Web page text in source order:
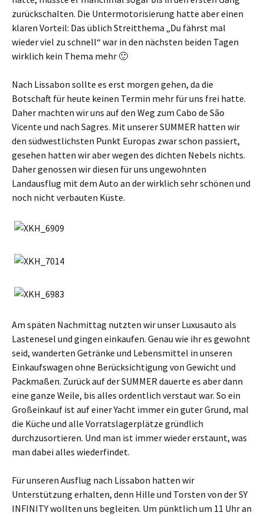
zurückschalten. Die Untermotorisierung hatte aber einen
klaren Vorteil: Das üblich Streitthema „Du fährst mal
wieder viel zu schnell“ war in den nächsten beiden Tagen
wirklich kein Thema mehr 🙂
Nach Lissabon sollte es erst morgen gehen, da die
Botschaft für heute keinen Termin mehr für uns frei hatte.
Daher machten wir uns auf den Weg zum Cabo de São
Vicente und nach Sagres. Mit unserer SUMMER hatten wir
den südwestlichsten Punkt Europas zwar schon passiert,
gesehen hatten wir aber wegen des dichten Nebels nichts.
Daher genossen wir diesen für uns ungewohnten
Landausflug mit dem Auto an der wirklich sehr schönen und
noch nicht verbauten Küste.
Am späten Nachmittag nutzten wir unser Luxusauto als
Lastenesel und gingen einkaufen. Genau wie ihr es gewohnt
seid, wanderten Getränke und Lebensmittel in unseren
Einkaufswagen ohne Berücksichtigung von Gewicht und
Packmaßen. Zurück auf der SUMMER dauerte es aber dann
eine ganze Weile, bis alles ordentlich verstaut war. So ein
Großeinkauf ist auf einer Yacht immer ein guter Grund, mal
die Küche und alle Vorratslagerplätze gründlich
durchzusortieren. Und man ist immer wieder erstaunt, was
man dabei alles wiederfindet.
Für unseren Ausflug nach Lissabon hatten wir
Unterstützung erhalten, denn Hille und Torsten von der SY
INFINITY wollten uns begleiten. Um pünktlich um 11 Uhr an